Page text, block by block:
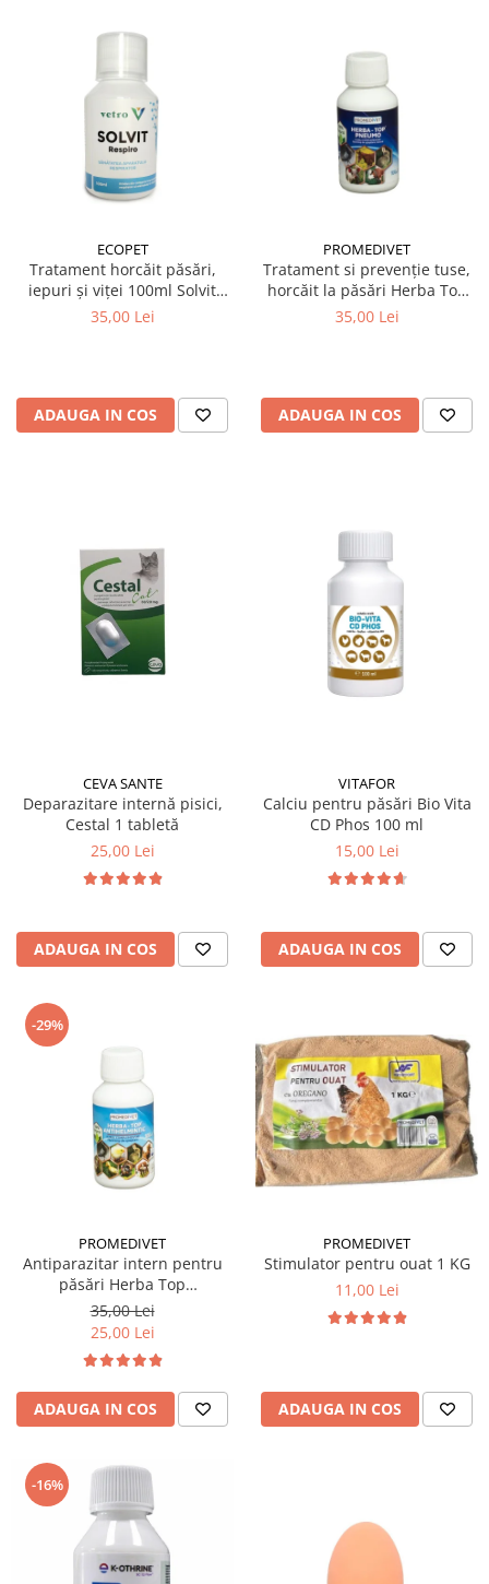
ECOPET
Tratament horcăit păsări,
iepuri și viței 100ml Solvit
Respiro
35,00 Lei
ADAUGA IN COS
PROMEDIVET
Tratament si prevenție tuse,
horcăit la păsări Herba Top
Pneumo 100 ml
35,00 Lei
ADAUGA IN COS
CEVA SANTE
Deparazitare internă pisici,
Cestal 1 tabletă
25,00 Lei
ADAUGA IN COS
VITAFOR
Calciu pentru păsări Bio Vita
CD Phos 100 ml
15,00 Lei
ADAUGA IN COS
-29%
PROMEDIVET
Antiparazitar intern pentru
păsări Herba Top
Antihelmintic 100 ml
35,00 Lei
25,00 Lei
ADAUGA IN COS
PROMEDIVET
Stimulator pentru ouat 1 KG
11,00 Lei
ADAUGA IN COS
-16%